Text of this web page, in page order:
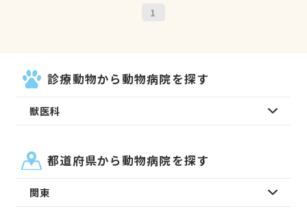
1
診療動物から動物病院を探す
獣医科
都道府県から動物病院を探す
関東